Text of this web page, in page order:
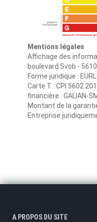
Mentions légales
Affichage des
boulevard Svob -
Forme juridique :
Carte T : CPI 5602
financière : GALIAN-
Montant de la
Entreprise
A PROPOS DU SITE